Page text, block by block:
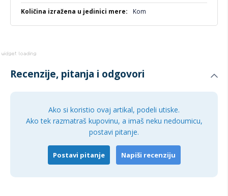
Kom
Recenzije, pitanja i odgovori
Ako si koristio ovaj artikal, podeli utiske.
Ako tek razmatraš kupovinu, a imaš neku nedoumicu,
postavi pitanje.
Postavi pitanje Napiši recenziju